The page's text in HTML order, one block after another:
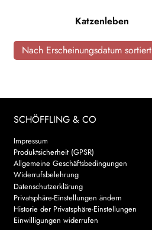
NEWSLETTER
Search:
Katzenleben
Nach Erscheinungsdatum sortiert
SCHÖFFLING & CO
Impressum
Produktsicherheit (GPSR)
Allgemeine Geschäftsbedingungen
Widerrufsbelehrung
Datenschutzerklärung
Privatsphäre-Einstellungen ändern
Historie der Privatsphäre-Einstellungen
Einwilligungen widerrufen